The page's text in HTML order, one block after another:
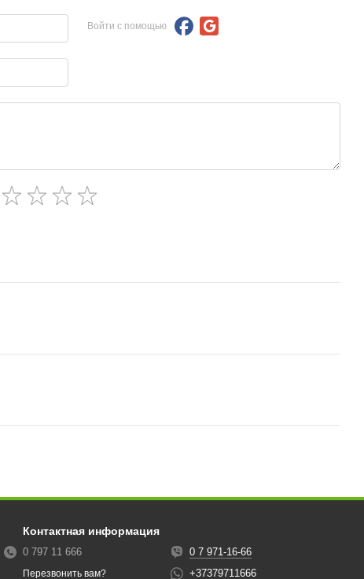
Войти с помощью
Контактная информация
0 797 11 666
Перезвонить вам?
0 7 971-16-66
+37379711666